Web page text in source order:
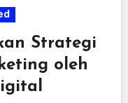
Strategi
oleh